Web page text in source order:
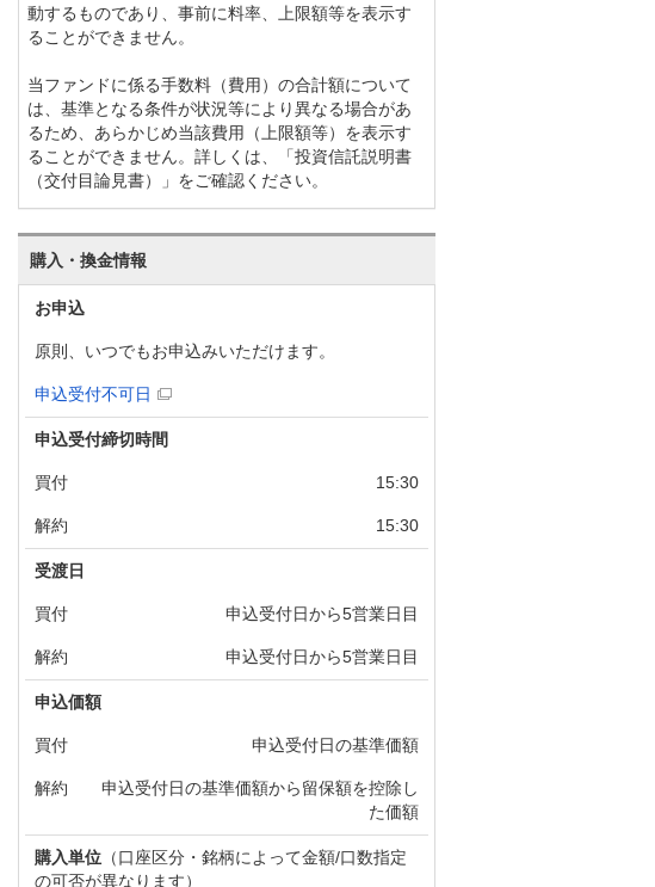
動するものであり、事前に料率、上限額等を表示す
ることができません。
当ファンドに係る手数料（費用）の合計額について
は、基準となる条件が状況等により異なる場合があ
るため、あらかじめ当該費用（上限額等）を表示す
ることができません。詳しくは、「投資信託説明書
（交付目論見書）」をご確認ください。
購入・換金情報
お申込
原則、いつでもお申込みいただけます。
申込受付不可日
申込受付締切時間
買付 15:30
解約 15:30
受渡日
買付 申込受付日から5営業日目
解約 申込受付日から5営業日目
申込価額
買付 申込受付日の基準価額
解約
申込受付日の基準価額から留保額を控除し
た価額
購入単位 （口座区分・銘柄によって金額/口数指定
の可否が異なります）